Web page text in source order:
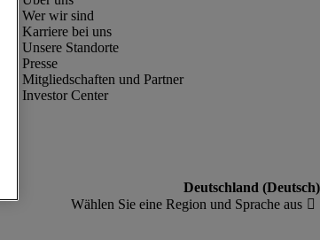
Wer wir sind
Karriere bei uns
Unsere Standorte
Presse
Mitgliedschaften und Partner
Investor Center